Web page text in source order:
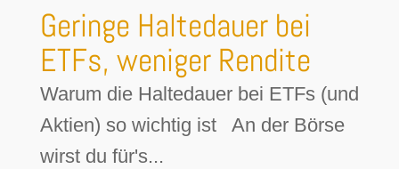
Geringe Haltedauer bei
ETFs, weniger Rendite
Warum die Haltedauer bei ETFs (und
Aktien) so wichtig ist An der Börse
wirst du für's...